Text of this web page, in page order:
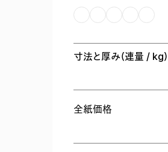
寸法と厚み（連量 / kg）
全紙価格